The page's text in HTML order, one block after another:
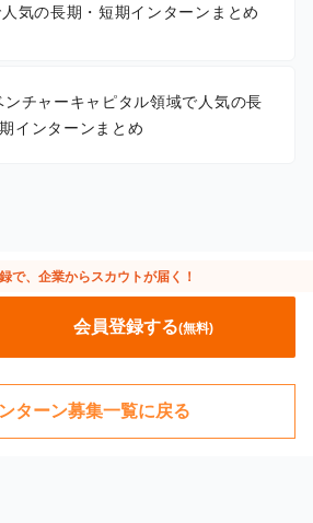
気の長期・短期インターンまとめ
ンチャーキャピタル領域で人気の長
インターンまとめ
で、企業からスカウトが届く！
会員登録する(無料)
ターン募集一覧に戻る